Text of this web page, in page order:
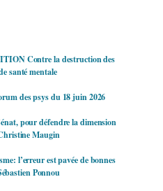
Contre la destruction des
santé mentale
des psys du 18 juin 2026
pour défendre la dimension
Maugin
l’erreur est pavée de bonnes
Ponnou